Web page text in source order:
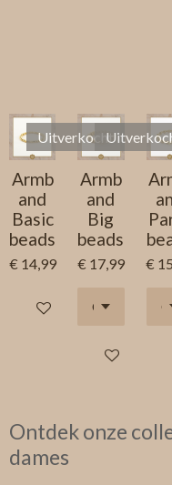
Armb
and
Basic
beads
€ 14,99
In winkelwagen
Uitverkocht
Armb
and
Big
beads
€ 17,99
Houd mij op
€
Ontdek onze
dames